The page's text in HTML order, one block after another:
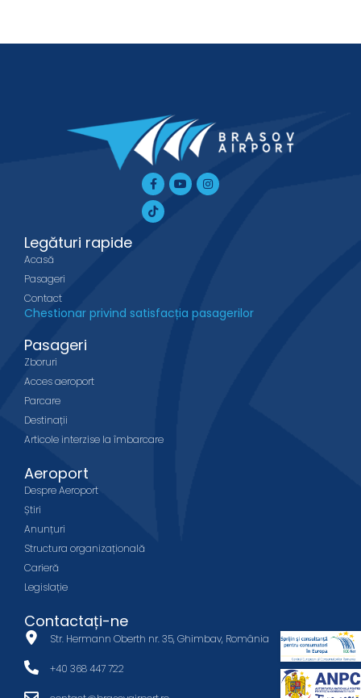
Facebook-
f
YoutubeInstagram
Tiktok
Legături rapide
Acasă
Pasageri
Contact
Chestionar privind satisfacția pasagerilor
Pasageri
Zboruri
Acces aeroport
Parcare
Destinații
Articole interzise la îmbarcare
Aeroport
Despre Aeroport
Știri
Anunțuri
Structura organizațională
Carieră
Legislație
Contactați-ne
Str. Hermann Oberth nr. 35, Ghimbav, România
+40 368 447 722